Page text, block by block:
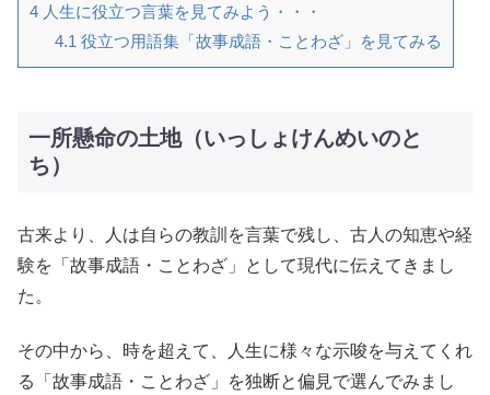
4 人生に役立つ言葉を見てみよう・・・
4.1 役立つ用語集「故事成語・ことわざ」を見てみる
一所懸命の土地（いっしょけんめいのと
ち）
古来より、人は自らの教訓を言葉で残し、古人の知恵や経
験を「故事成語・ことわざ」として現代に伝えてきまし
た。
その中から、時を超えて、人生に様々な示唆を与えてくれ
る「故事成語・ことわざ」を独断と偏見で選んでみまし